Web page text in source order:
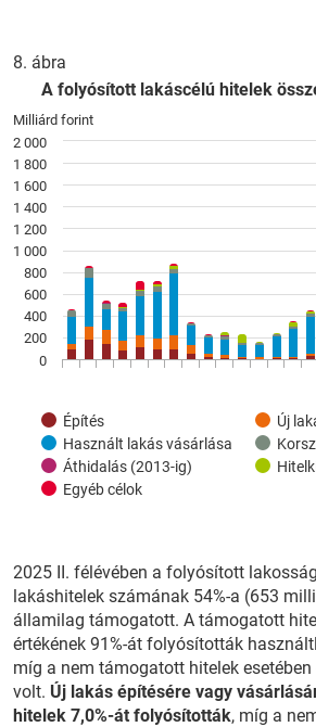
8. ábra
A folyósított lakáscélú hitelek összege
Bar chart with 7 data series.
View as data table, A folyósított
The chart has 1 X axis displaying
The chart has 1 Y axis displaying
Milliárd forint
A folyósított lakáscélú hitelek
Építés
Új
Használt lakás vásárlása
Áthidalás (2013-ig)
Egyéb célok
0
200
400
600
800
1 000
1 200
1 400
1 600
1 800
2 000
2025 II. félévében a folyósított
lakáshitelek számának 54%-a (653
államilag támogatott. A támogatott
értékének 91%-át folyósították
míg a nem támogatott hitelek esetében
volt. Új lakás építésére vagy
hitelek 7,0%-át folyósították, míg a